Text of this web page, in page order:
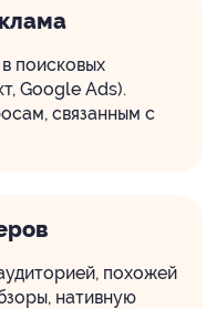
поисковых
Google Ads).
связанным с
похожей
нативную